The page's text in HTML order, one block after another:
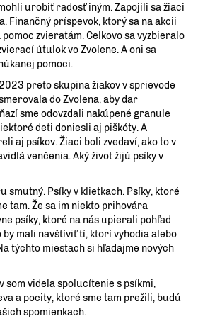
urobiť radosť iným. Zapojili sa žiaci
Finančný príspevok, ktorý sa na akcii
zvieratám. Celkovo sa vyzbieralo
útulok vo Zvolene. A oni sa
pomoci.
preto skupina žiakov v sprievode
do Zvolena, aby dar
sme odovzdali nakúpené granule
deti doniesli aj piškóty. A
aj psíkov. Žiaci boli zvedaví, ako to v
venčenia. Aký život žijú psíky v
smutný. Psíky v klietkach. Psíky, ktoré
tam. Že sa im niekto prihovára
psíky, ktoré na nás upierali pohľad
by mali navštíviť tí, ktorí vyhodia alebo
týchto miestach si hľadajme nových
som videla spolucítenie s psíkmi,
a pocity, ktoré sme tam prežili, budú
spomienkach.